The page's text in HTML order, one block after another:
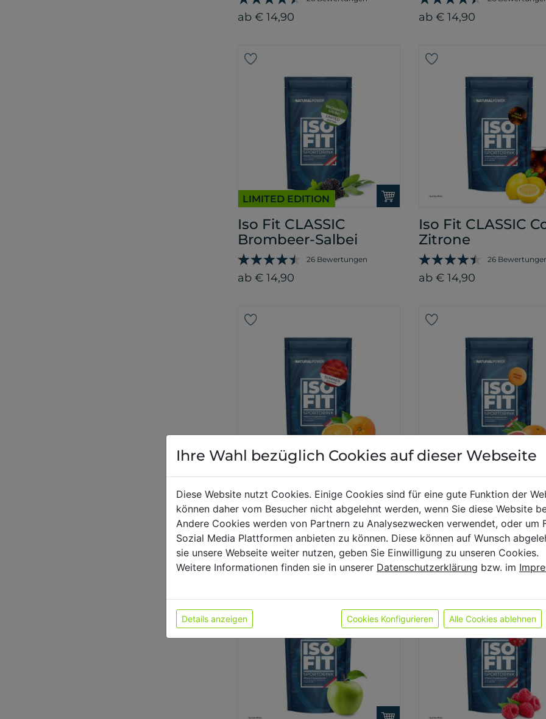
ab € 14,90 ab € 14,90
LIMITED EDITION
Iso Fit CLASSIC
Brombeer-Salbei
26 Bewertungen
ab € 14,90
Iso Fit CLASSIC
Zitrone
26
ab € 14,90
LIMITED EDITION
Granatapfel-Orange
26 Bewertungen
ab € 14,90
Grapefruit
26
ab € 14,90
Ihre Wahl bezüglich Cookies auf dieser Webseite
Diese Website nutzt Cookies. Einige Cookies sind für eine gute Funktion der
können daher vom Besucher nicht abgelehnt werden, wenn Sie diese Website
Andere Cookies werden von Partnern zu Analysezwecken verwendet, oder um
Sozial Media Plattformen anbieten zu können. Diese können auf Wunsch
sie unsere Webseite weiter nutzen, geben Sie Einwilligung zu unseren Cookies.
Weitere Informationen finden sie in unserer Datenschutzerklärung bzw. im
Details anzeigen Cookies Konfigurieren Alle Cookies ablehnen